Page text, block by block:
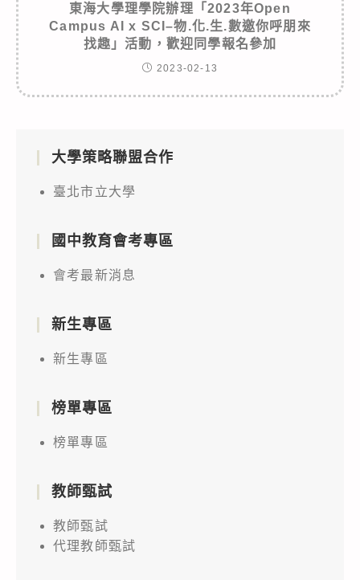
東海大學理學院辦理「2023年Open
Campus AI x SCI–物.化.生.數邀你呼朋來
找趣」活動，歡迎同學報名參加
2023-02-13
大學策略聯盟合作
臺北市立大學
國中教育會考專區
會考最新消息
新生專區
新生專區
榜單專區
榜單專區
教師甄試
教師甄試
代理教師甄試